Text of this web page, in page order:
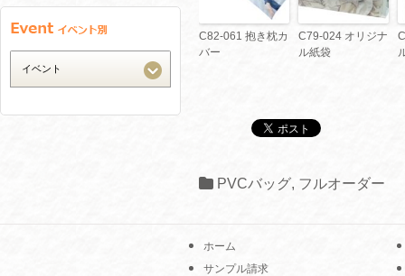
C82-061 抱き枕カ
バー
C79-024 オリジナ
ル紙袋
PVCバッグ, フルオーダー
ホーム
サンプル請求